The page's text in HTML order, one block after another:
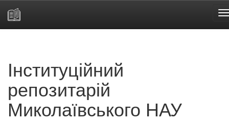
Інституційний
репозитарій
Миколаївського НАУ